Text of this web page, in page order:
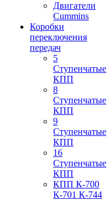
Двигатели
Cummins
Коробки
переключения
передач
5
Ступенчатые
КПП
8
Ступенчатые
КПП
9
Ступенчатые
КПП
16
Ступенчатые
КПП
КПП К-700
К-701 К-744